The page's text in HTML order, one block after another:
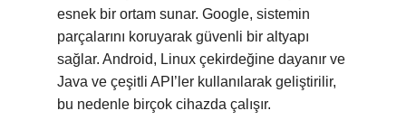
esnek bir ortam sunar. Google, sistemin
parçalarını koruyarak güvenli bir altyapı
sağlar. Android, Linux çekirdeğine dayanır ve
Java ve çeşitli API’ler kullanılarak geliştirilir,
bu nedenle birçok cihazda çalışır.